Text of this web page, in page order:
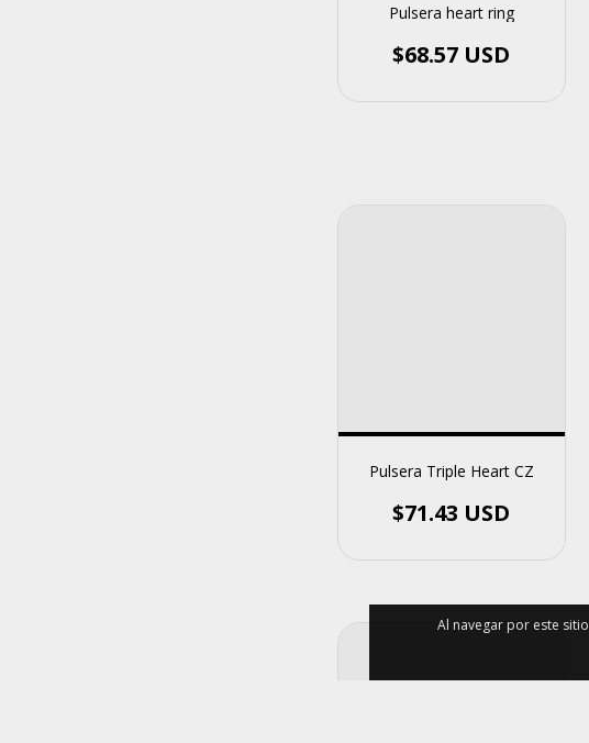
Al navegar por este sitio
Pulsera heart ring
$68.57 USD
Pulsera Triple Heart CZ
$71.43 USD